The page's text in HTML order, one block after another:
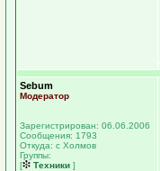
Sebum
Модератор
Зарегистрирован: 06.06.2006
Сообщения: 1793
Откуда: с Холмов
Группы:
[
Техники ]